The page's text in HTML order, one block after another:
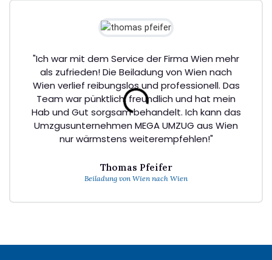
"Ich war mit dem Service der Firma Wien mehr
als zufrieden! Die Beiladung von Wien nach
Wien verlief reibungslos und professionell. Das
Team war pünktlich, freundlich und hat mein
Hab und Gut sorgsam behandelt. Ich kann das
Umzgusunternehmen MEGA UMZUG aus Wien
nur wärmstens weiterempfehlen!"
Thomas Pfeifer
Beiladung von Wien nach Wien